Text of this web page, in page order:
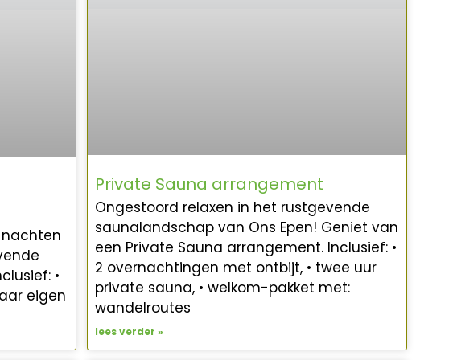
•
eigen
Private Sauna arrangement
Ongestoord relaxen in het rustgevende
saunalandschap van Ons Epen! Geniet van
een Private Sauna arrangement. Inclusief: •
2 overnachtingen met ontbijt, • twee uur
private sauna, • welkom-pakket met:
wandelroutes
lees verder »